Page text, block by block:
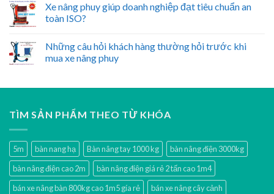
Xe nâng phuy giúp doanh nghiệp đạt tiêu chuẩn an
toàn ISO?
Những câu hỏi khách hàng thường hỏi trước khi
mua xe nâng phuy
TÌM SẢN PHẨM THEO TỪ KHÓA
5m bàn nang hạ Bàn nâng tay 1000 kg
bàn nâng điện 3000kg
bàn nâng điện cao 2m
bàn nâng điện giá rẻ 2 tấn cao 1m4
bán xe nâng bàn 800kg cao 1m5 gía rẻ
bán xe nâng cây cảnh